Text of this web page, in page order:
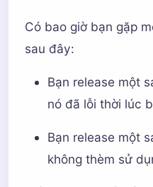
Có bao giờ bạn gặp
sau đây:
Bạn release một
nó đã lỗi thời lúc
Bạn release một
không thèm sử